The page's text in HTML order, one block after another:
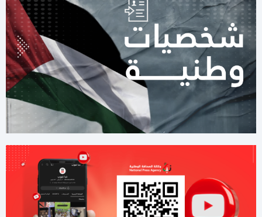
11:00 مساءاً
مصادر عسكرية: "إسرائيل" تقيّد الاغتيالات في غزة تمهيدًا لوقف
الهجمات 14 يومًا
11:42 صباحا
صحيفة: نيابة رام الله تصدر مذكرة توقيف بحق رجل الأعمال طارق
النتشة
03:37 مساءاً
لليوم الثاني.. الاحتلال يُواصل عدوانه على قلنديا
11:44 صباحا
صحيفة تكشف تفاصيل جديدة من ملامح اتفاق غزة